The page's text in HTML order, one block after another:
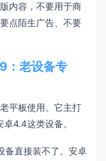
内容，不要用于商
点陌生广告、不要
：老设备专
平板使用。它主打
4.4这类设备。
备直接装不了。安卓